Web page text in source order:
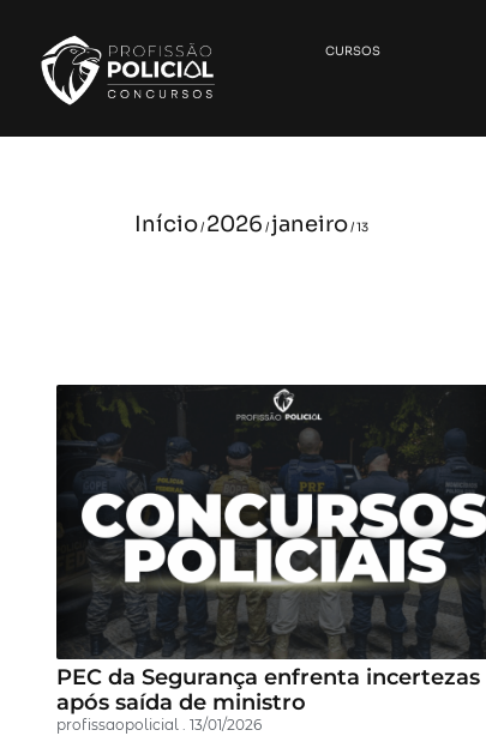
CURSOS
Início/ 2026 / janeiro/ 13
PEC da Segurança enfrenta incertezas
após saída de ministro
profissaopolicial 13/01/2026